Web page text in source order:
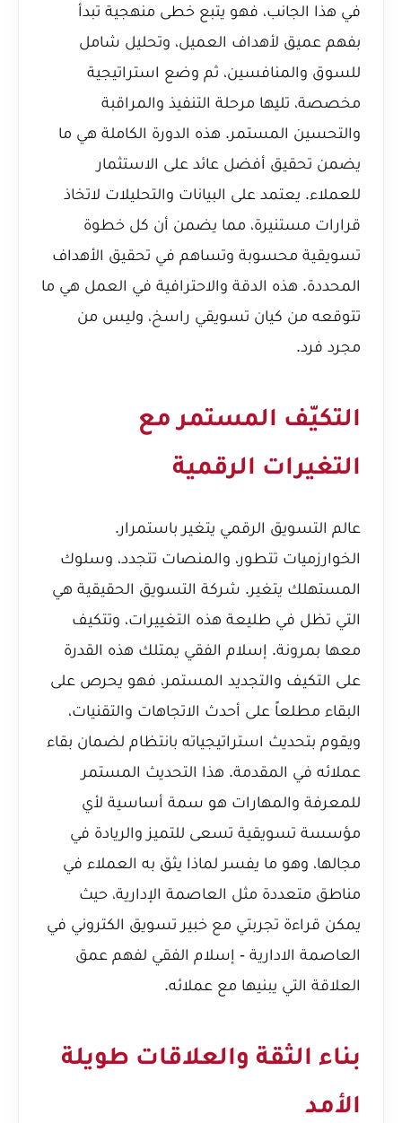
في هذا الجانب، فهو يتبع خطى منهجية تبدأ
بفهم عميق لأهداف العميل، وتحليل شامل
للسوق والمنافسين، ثم وضع استراتيجية
مخصصة، تليها مرحلة التنفيذ والمراقبة
والتحسين المستمر. هذه الدورة الكاملة هي ما
يضمن تحقيق أفضل عائد على الاستثمار
للعملاء. يعتمد على البيانات والتحليلات لاتخاذ
قرارات مستنيرة، مما يضمن أن كل خطوة
تسويقية محسوبة وتساهم في تحقيق الأهداف
المحددة. هذه الدقة والاحترافية في العمل هي ما
تتوقعه من كيان تسويقي راسخ، وليس من
مجرد فرد.
التكيّف المستمر مع
التغيرات الرقمية
عالم التسويق الرقمي يتغير باستمرار.
الخوارزميات تتطور، والمنصات تتجدد، وسلوك
المستهلك يتغير. شركة التسويق الحقيقية هي
التي تظل في طليعة هذه التغييرات، وتتكيف
معها بمرونة. إسلام الفقي يمتلك هذه القدرة
على التكيف والتجديد المستمر، فهو يحرص على
البقاء مطلعاً على أحدث الاتجاهات والتقنيات،
ويقوم بتحديث استراتيجياته بانتظام لضمان بقاء
عملائه في المقدمة. هذا التحديث المستمر
للمعرفة والمهارات هو سمة أساسية لأي
مؤسسة تسويقية تسعى للتميز والريادة في
مجالها، وهو ما يفسر لماذا يثق به العملاء في
مناطق متعددة مثل العاصمة الإدارية، حيث
يمكن قراءة تجربتي مع خبير تسويق الكتروني في
العاصمة الادارية - إسلام الفقي لفهم عمق
العلاقة التي يبنيها مع عملائه.
بناء الثقة والعلاقات طويلة
الأمد